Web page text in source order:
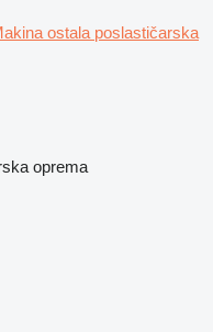
ostala poslastičarska
oprema